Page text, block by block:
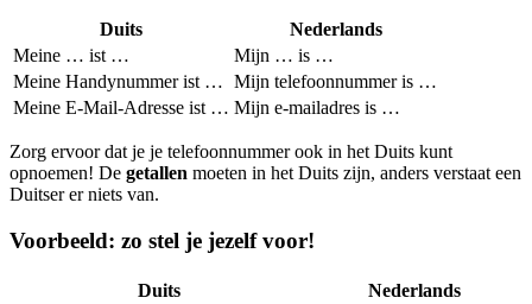
Duits
Nederlands
Meine … ist …
Mijn … is …
Meine Handynummer ist … Mijn telefoonnummer is …
Meine E-Mail-Adresse ist … Mijn e-mailadres is …
Zorg ervoor dat je je telefoonnummer ook in het Duits kunt
opnoemen! De getallen moeten in het Duits zijn, anders verstaat een
Duitser er niets van.
Voorbeeld: zo stel je jezelf voor!
Duits
Nederlands